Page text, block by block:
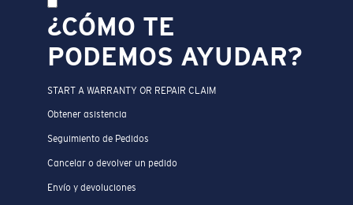
¿CÓMO TE
PODEMOS AYUDAR?
START A WARRANTY OR REPAIR CLAIM
Obtener asistencia
Seguimiento de Pedidos
Cancelar o devolver un pedido
Envío y devoluciones